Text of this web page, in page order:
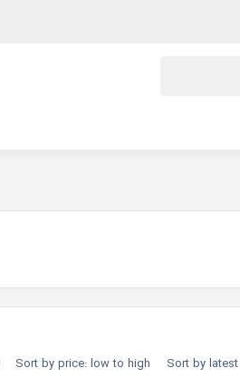
Sort by latest
Sort by price: low to high